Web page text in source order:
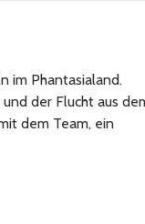
im Phantasialand.
der Flucht aus
dem Team, ein